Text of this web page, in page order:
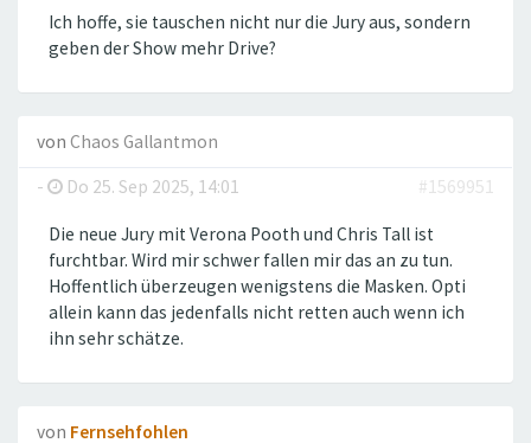
Ich hoffe, sie tauschen nicht nur die Jury aus, sondern
geben der Show mehr Drive?
von Chaos Gallantmon
-
Do 25. Sep 2025, 14:01 #1569951
Die neue Jury mit Verona Pooth und Chris Tall ist
furchtbar. Wird mir schwer fallen mir das an zu tun.
Hoffentlich überzeugen wenigstens die Masken. Opti
allein kann das jedenfalls nicht retten auch wenn ich
ihn sehr schätze.
von Fernsehfohlen